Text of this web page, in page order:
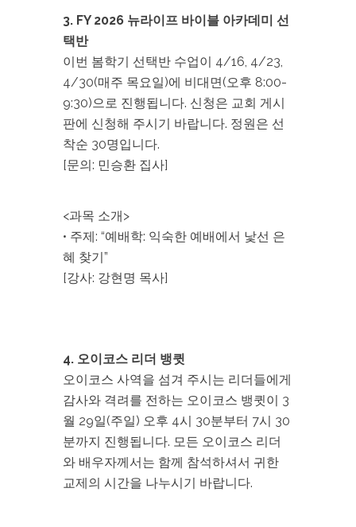
3. FY 2026 뉴라이프 바이블 아카데미 선
택반
이번 봄학기 선택반 수업이 4/16, 4/23,
4/30(매주 목요일)에 비대면(오후 8:00-
9:30)으로 진행됩니다. 신청은 교회 게시
판에 신청해 주시기 바랍니다. 정원은 선
착순 30명입니다.
[문의: 민승환 집사]
<과목 소개>
• 주제: “예배학: 익숙한 예배에서 낯선 은
혜 찾기”
[강사: 강현명 목사]
4. 오이코스 리더 뱅큇
오이코스 사역을 섬겨 주시는 리더들에게
감사와 격려를 전하는 오이코스 뱅큇이 3
월 29일(주일) 오후 4시 30분부터 7시 30
분까지 진행됩니다. 모든 오이코스 리더
와 배우자께서는 함께 참석하셔서 귀한
교제의 시간을 나누시기 바랍니다.